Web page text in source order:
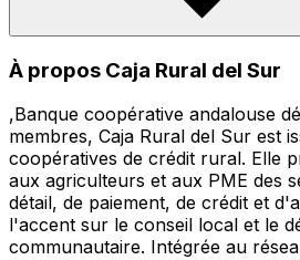
À propos Caja Rural del Sur
,Banque coopérative andalouse
membres, Caja Rural del Sur est
coopératives de crédit rural. Elle
aux agriculteurs et aux PME des
détail, de paiement, de crédit et
l'accent sur le conseil local et le
communautaire. Intégrée au